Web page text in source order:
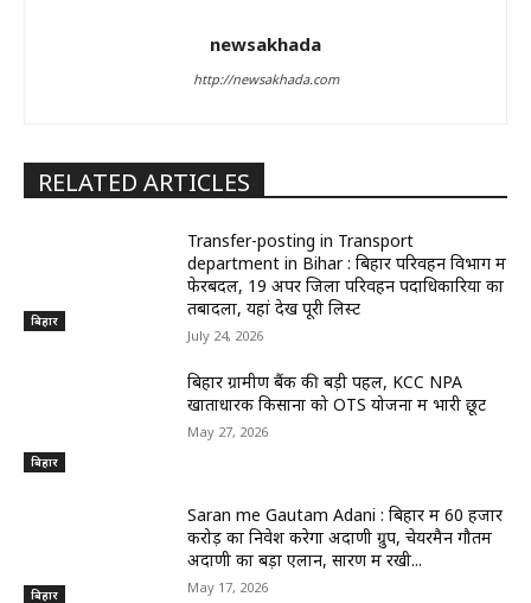
newsakhada
http://newsakhada.com
RELATED ARTICLES
बिहार
Transfer-posting in Transport
department in Bihar : बिहार परिवहन विभाग में
फेरबदल, 19 अपर जिला परिवहन पदाधिकारियों का
तबादला, यहां देखें पूरी लिस्ट
July 24, 2026
बिहार
बिहार ग्रामीण बैंक की बड़ी पहल, KCC NPA
खाताधारक किसानों को OTS योजना में भारी छूट
May 27, 2026
बिहार
Saran me Gautam Adani : बिहार में 60 हजार
करोड़ का निवेश करेगा अदाणी ग्रुप, चेयरमैन गौतम
अदाणी का बड़ा एलान, सारण में रखी...
May 17, 2026